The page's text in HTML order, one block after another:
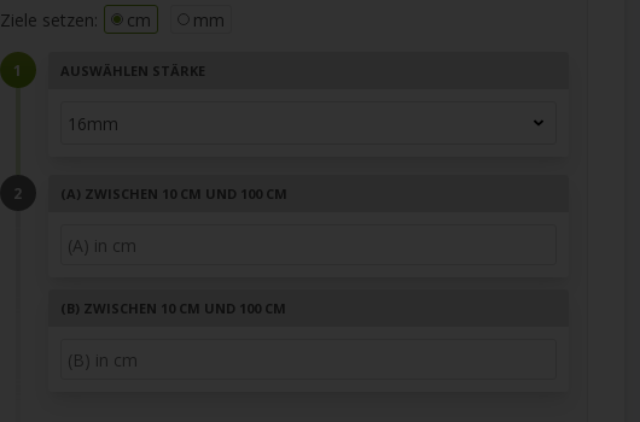
Ziele setzen: cm mm
AUSWÄHLEN STÄRKE
(A) ZWISCHEN 10 CM UND 100 CM
(B) ZWISCHEN 10 CM UND 100 CM